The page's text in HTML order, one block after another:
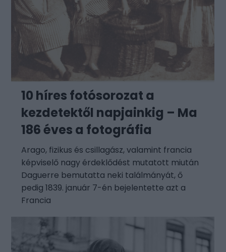
10 híres fotósorozat a
kezdetektől napjainkig – Ma
186 éves a fotográfia
Arago, fizikus és csillagász, valamint francia
képviselő nagy érdeklődést mutatott miután
Daguerre bemutatta neki találmányát, ő
pedig 1839. január 7-én bejelentette azt a
Francia